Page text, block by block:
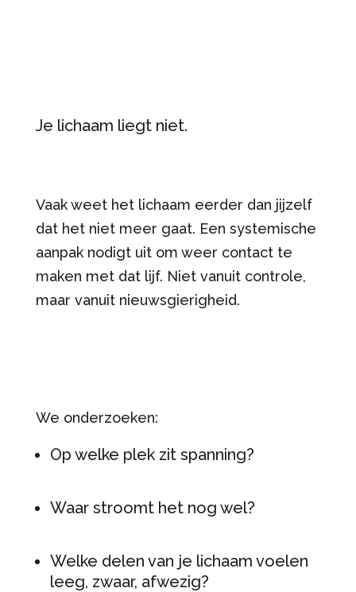
Je lichaam liegt niet.
Vaak weet het lichaam eerder dan jijzelf
dat het niet meer gaat. Een systemische
aanpak nodigt uit om weer contact te
maken met dat lijf. Niet vanuit controle,
maar vanuit nieuwsgierigheid.
We onderzoeken:
Op welke plek zit spanning?
Waar stroomt het nog wel?
Welke delen van je lichaam voelen
leeg, zwaar, afwezig?